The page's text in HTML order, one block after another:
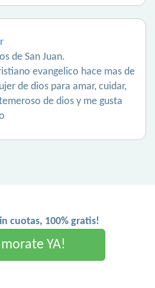
de San Juan.
evangelico hace mas de
de dios para amar, cuidar,
de dios y me gusta
cuotas, 100% gratis!
YA!